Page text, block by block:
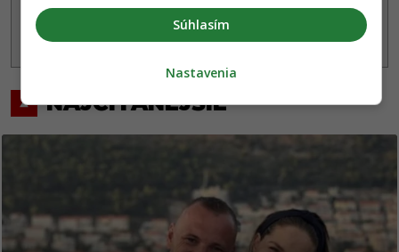
NAJČÍTANEJŠIE
Súhlasím
Nastavenia